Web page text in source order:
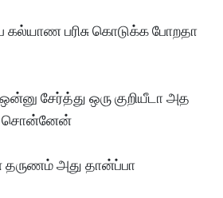
பரிசு கொடுக்க போறதா
சேர்த்து ஒரு குறியீடா அத
சொன்னேன்
தருணம் அது தான்ப்பா